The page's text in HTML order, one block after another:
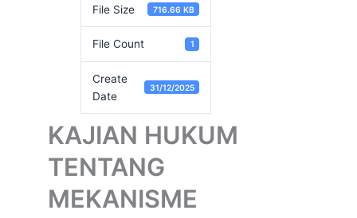
File Size 716.66 KB
File Count 1
Create
Date
31/12/2025
KAJIAN HUKUM
TENTANG
MEKANISME